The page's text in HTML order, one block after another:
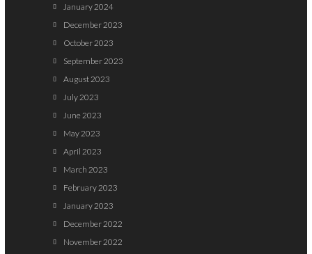
January 2024
December 2023
October 2023
September 2023
August 2023
July 2023
June 2023
May 2023
April 2023
March 2023
February 2023
January 2023
December 2022
November 2022